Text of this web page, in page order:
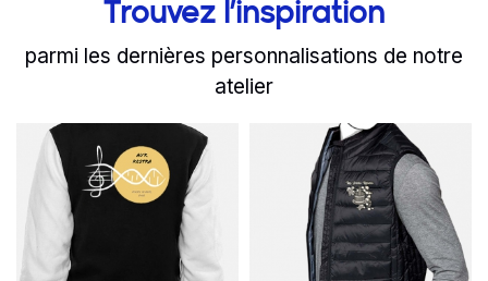
Trouvez l’inspiration
parmi les dernières personnalisations de notre
atelier
slide
Les membres de Au'R
Read more Les Petits
Read more